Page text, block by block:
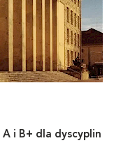
i B+ dla dyscyplin